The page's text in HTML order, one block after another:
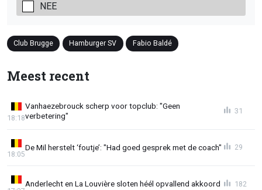
NEE
Club Brugge Hamburger SV Fabio Baldé
Meest recent
Vanhaezebrouck scherp voor topclub: "Geen
verbetering"
18:18
31
De Mil herstelt ‘foutje’: "Had goed gesprek met de coach"
18:05
29
Anderlecht en La Louvière sloten héél opvallend akkoord 182